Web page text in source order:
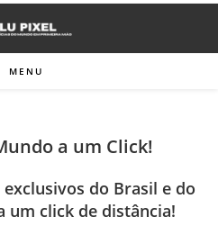
MENU
a um Click!
do Brasil e do
um click de distância!